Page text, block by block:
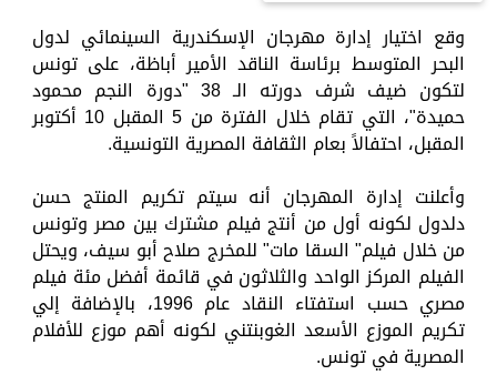
وقع اختيار إدارة مهرجان الإسكندرية السينمائي لدول
البحر المتوسط برئاسة الناقد الأمير أباظة، على تونس
لتكون ضيف شرف دورته الـ 38 "دورة النجم محمود
حميدة"، التي تقام خلال الفترة من 5 المقبل 10 أكتوبر
المقبل، احتفالاً بعام الثقافة المصرية التونسية.
وأعلنت إدارة المهرجان أنه سيتم تكريم المنتج حسن
دلدول لكونه أول من أنتج فيلم مشترك بين مصر وتونس
من خلال فيلم" السقا مات" للمخرج صلاح أبو سيف، ويحتل
الفيلم المركز الواحد والثلاثون في قائمة أفضل مئة فيلم
مصري حسب استفتاء النقاد عام 1996، بالإضافة إلي
تكريم الموزع الأسعد الغوبنتني لكونه أهم موزع للأفلام
المصرية في تونس.